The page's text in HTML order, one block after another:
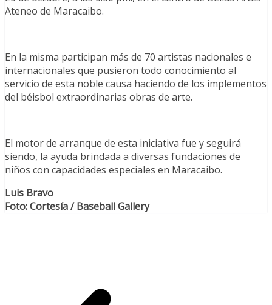
Ateneo de Maracaibo.
En la misma participan más de 70 artistas nacionales e
internacionales que pusieron todo conocimiento al
servicio de esta noble causa haciendo de los implementos
del béisbol extraordinarias obras de arte.
El motor de arranque de esta iniciativa fue y seguirá
siendo, la ayuda brindada a diversas fundaciones de
niños con capacidades especiales en Maracaibo.
Luis Bravo
Foto: Cortesía / Baseball Gallery